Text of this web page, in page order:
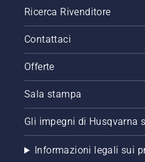
Ricerca Rivenditore
Contattaci
Offerte
Sala stampa
Gli impegni di Husqvarna
Informazioni legali sui